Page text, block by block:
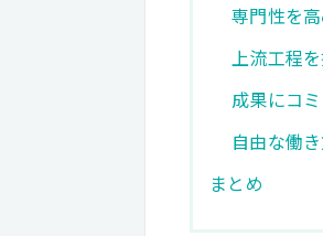
専門性を
上流工程
成果にコ
自由な働
まとめ